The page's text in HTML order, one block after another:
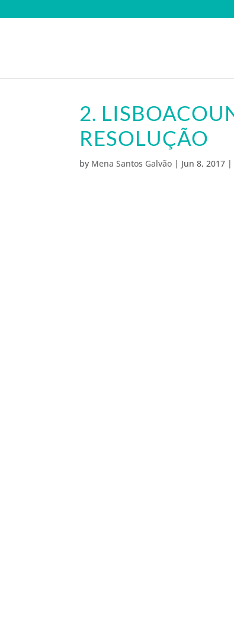
2.
RESOLUÇÃO
by Mena Santos Galvão | Jun 8, 2017 |